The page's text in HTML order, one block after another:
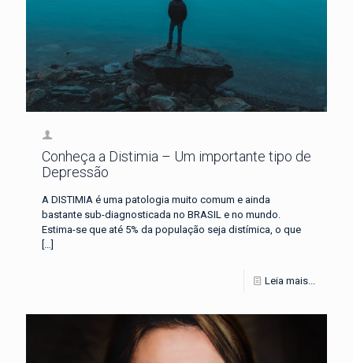
Conheça a Distimia – Um importante tipo de
Depressão
A DISTIMIA é uma patologia muito comum e ainda
bastante sub-diagnosticada no BRASIL e no mundo.
Estima-se que até 5% da população seja distímica, o que
[…]
Leia mais...